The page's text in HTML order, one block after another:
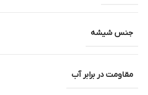
جنس شیشه
مقاومت در برابر آب